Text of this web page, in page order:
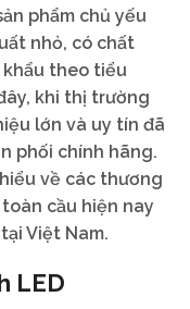
phẩm chủ yếu
nhỏ, có chất
theo tiểu
khi thị trường
lớn và uy tín đã
phối chính hãng.
về các thương
cầu hiện nay
Việt Nam.
LED